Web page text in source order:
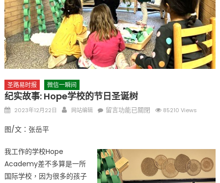
圣路易时报 微信一瞬间
纪实故事: Hope学校的节日圣诞树
Posted
2023年12月22日 Author
网站编辑
在
事:
Hope
学
留言功能已關閉 85210 Views
图/文：张岳平
我工作的学校Hope
Academy差不多算是一所
国际学校，因为很多的孩子